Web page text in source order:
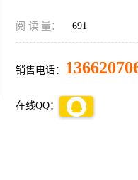
阅 读 量： 691
销售电话：
在线QQ：